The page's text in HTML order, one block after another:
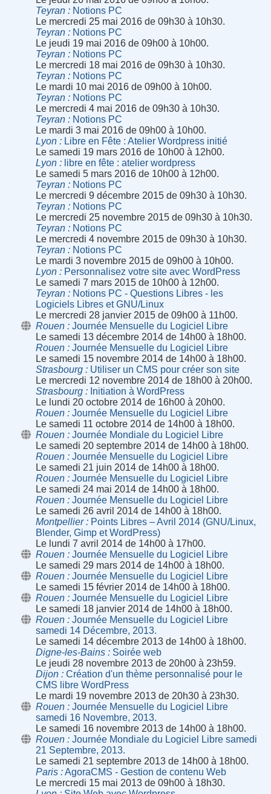
Teyran
Notions PC
Le mercredi 25 mai 2016 de 09h30 à 10h30.
Teyran
Notions PC
Le jeudi 19 mai 2016 de 09h00 à 10h00.
Teyran
Notions PC
Le mercredi 18 mai 2016 de 09h30 à 10h30.
Teyran
Notions PC
Le mardi 10 mai 2016 de 09h00 à 10h00.
Teyran
Notions PC
Le mercredi 4 mai 2016 de 09h30 à 10h30.
Teyran
Notions PC
Le mardi 3 mai 2016 de 09h00 à 10h00.
Lyon
Libre en Fête : Atelier Wordpress initié
Le samedi 19 mars 2016 de 10h00 à 12h00.
Lyon
libre en fête : atelier wordpress
Le samedi 5 mars 2016 de 10h00 à 12h00.
Teyran
Notions PC
Le mercredi 9 décembre 2015 de 09h30 à 10h30.
Teyran
Notions PC
Le mercredi 25 novembre 2015 de 09h30 à 10h30.
Teyran
Notions PC
Le mercredi 4 novembre 2015 de 09h30 à 10h30.
Teyran
Notions PC
Le mardi 3 novembre 2015 de 09h00 à 10h00.
Lyon
Personnalisez votre site avec WordPress
Le samedi 7 mars 2015 de 10h00 à 12h00.
Teyran
Notions PC - Questions Libres - les
Logiciels Libres et GNU/Linux
Le mercredi 28 janvier 2015 de 09h00 à 11h00.
Rouen
Journée Mensuelle du Logiciel Libre
Le samedi 13 décembre 2014 de 14h00 à 18h00.
Rouen
Journée Mensuelle du Logiciel Libre
Le samedi 15 novembre 2014 de 14h00 à 18h00.
Strasbourg
Utiliser un CMS pour créer son site
Le mercredi 12 novembre 2014 de 18h00 à 20h00.
Strasbourg
Initiation à WordPress
Le lundi 20 octobre 2014 de 16h00 à 20h00.
Rouen
Journée Mensuelle du Logiciel Libre
Le samedi 11 octobre 2014 de 14h00 à 18h00.
Rouen
Journée Mondiale du Logiciel Libre
Le samedi 20 septembre 2014 de 14h00 à 18h00.
Rouen
Journée Mensuelle du Logiciel Libre
Le samedi 21 juin 2014 de 14h00 à 18h00.
Rouen
Journée Mensuelle du Logiciel Libre
Le samedi 24 mai 2014 de 14h00 à 18h00.
Rouen
Journée Mensuelle du Logiciel Libre
Le samedi 26 avril 2014 de 14h00 à 18h00.
Montpellier
Points Libres – Avril 2014 (GNU/Linux,
Blender, Gimp et WordPress)
Le lundi 7 avril 2014 de 14h00 à 17h00.
Rouen
Journée Mensuelle du Logiciel Libre
Le samedi 29 mars 2014 de 14h00 à 18h00.
Rouen
Journée Mensuelle du Logiciel Libre
Le samedi 15 février 2014 de 14h00 à 18h00.
Rouen
Journée Mensuelle du Logiciel Libre
Le samedi 18 janvier 2014 de 14h00 à 18h00.
Rouen
Journée Mensuelle du Logiciel Libre
samedi 14 Décembre, 2013.
Le samedi 14 décembre 2013 de 14h00 à 18h00.
Digne-les-Bains
Soirée web
Le jeudi 28 novembre 2013 de 20h00 à 23h59.
Dijon
Création d'un thème personnalisé pour le
CMS libre WordPress
Le mardi 19 novembre 2013 de 20h30 à 23h30.
Rouen
Journée Mensuelle du Logiciel Libre
samedi 16 Novembre, 2013.
Le samedi 16 novembre 2013 de 14h00 à 18h00.
Rouen
Journée Mondiale du Logiciel Libre samedi
21 Septembre, 2013.
Le samedi 21 septembre 2013 de 14h00 à 18h00.
Paris
AgoraCMS - Gestion de contenu Web
Le mercredi 15 mai 2013 de 09h00 à 18h30.